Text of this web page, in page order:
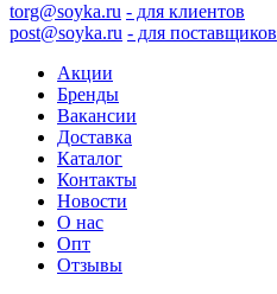
torg@soyka.ru - для клиентов
post@soyka.ru - для поставщиков
Акции
Бренды
Вакансии
Доставка
Каталог
Контакты
Новости
О нас
Опт
Отзывы